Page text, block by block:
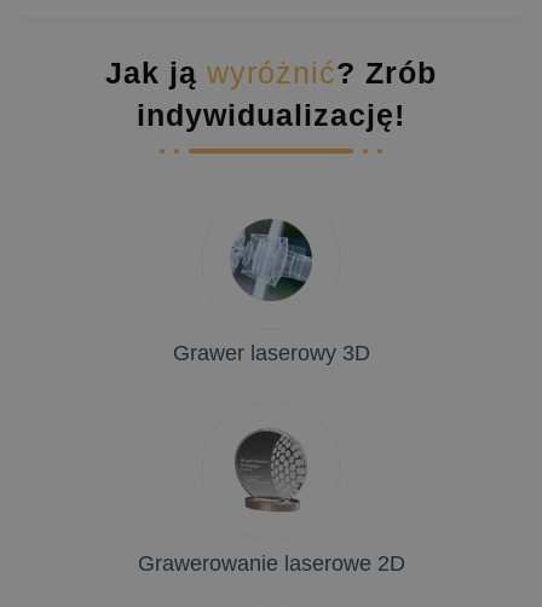
Jak ją wyróżnić? Zrób
indywidualizację!
Grawer laserowy 3D
Grawerowanie laserowe 2D